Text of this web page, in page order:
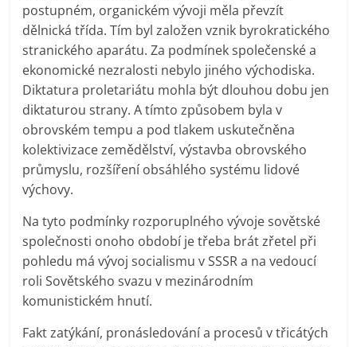
postupném, organickém vývoji měla převzít
dělnická třída. Tím byl založen vznik byrokratického
stranického aparátu. Za podmínek společenské a
ekonomické nezralosti nebylo jiného východiska.
Diktatura proletariátu mohla být dlouhou dobu jen
diktaturou strany. A tímto způsobem byla v
obrovském tempu a pod tlakem uskutečněna
kolektivizace zemědělství, výstavba obrovského
průmyslu, rozšíření obsáhlého systému lidové
výchovy.
Na tyto podmínky rozporuplného vývoje sovětské
společnosti onoho období je třeba brát zřetel při
pohledu má vývoj socialismu v SSSR a na vedoucí
roli Sovětského svazu v mezinárodním
komunistickém hnutí.
Fakt zatýkání, pronásledování a procesů v třicátých